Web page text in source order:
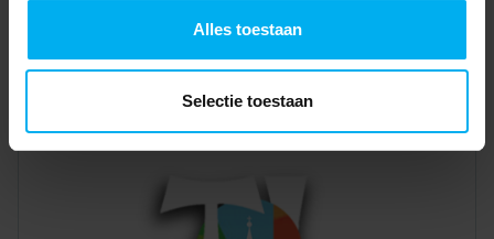
Alles toestaan
Selectie toestaan